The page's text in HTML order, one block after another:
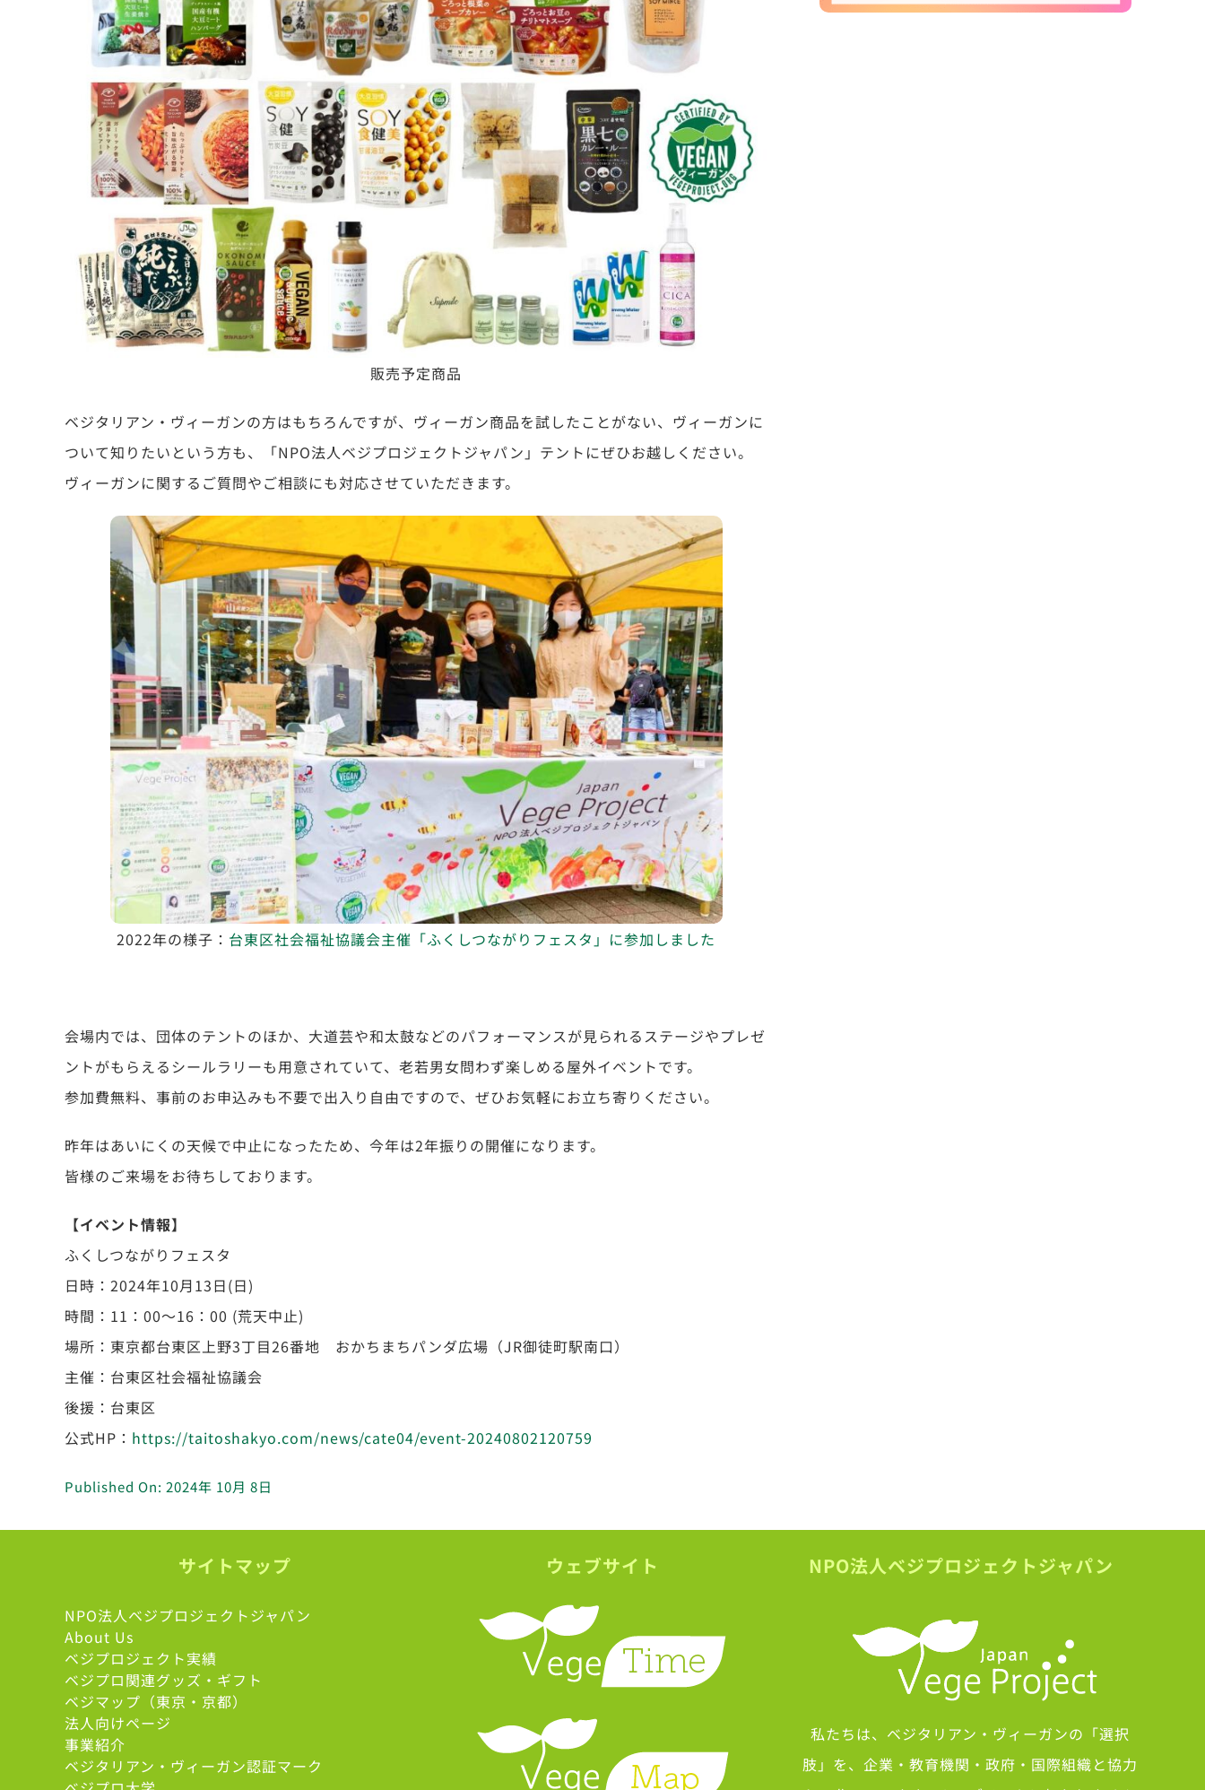
販売予定商品
ベジタリアン・ヴィーガンの方はもちろんですが、ヴィーガン商品を試したことがない、ヴィーガンに
ついて知りたいという方も、「NPO法人ベジプロジェクトジャパン」テントにぜひお越しください。
ヴィーガンに関するご質問やご相談にも対応させていただきます。
2022年の様子： 台東区社会福祉協議会主催「ふくしつながりフェスタ」に参加しました
会場内では、団体のテントのほか、大道芸や和太鼓などのパフォーマンスが見られるステージやプレゼ
ントがもらえるシールラリーも用意されていて、老若男女問わず楽しめる屋外イベントです。
参加費無料、事前のお申込みも不要で出入り自由ですので、ぜひお気軽にお立ち寄りください。
昨年はあいにくの天候で中止になったため、今年は2年振りの開催になります。
皆様のご来場をお待ちしております。
【イベント情報】
ふくしつながりフェスタ
日時：2024年10月13日(日)
時間：11：00～16：00 (荒天中止)
場所：東京都台東区上野3丁目26番地 おかちまちパンダ広場（JR御徒町駅南口）
主催：台東区社会福祉協議会
後援：台東区
公式HP： https://taitoshakyo.com/news/cate04/event-20240802120759
Published On: 2024年 10月 8日
サイトマップ
NPO法人ベジプロジェクトジャパン
About Us
ベジプロジェクト実績
ベジプロ関連グッズ・ギフト
ベジマップ（東京・京都）
法人向けページ
事業紹介
ベジタリアン・ヴィーガン認証マーク
ウェブサイト NPO法人ベジプロジェクトジャパン
私たちは、ベジタリアン・ヴィーガンの「選択
肢」を、企業・教育機関・政府・国際組織と協力